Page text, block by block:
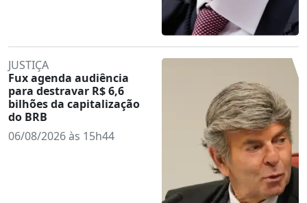
JUSTIÇA
Fux agenda audiência
para destravar R$ 6,6
bilhões da capitalização
do BRB
06/08/2026 às 15h44